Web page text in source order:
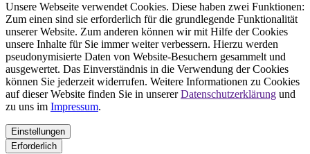
Unsere Webseite verwendet Cookies. Diese haben zwei Funktionen:
Zum einen sind sie erforderlich für die grundlegende Funktionalität
unserer Website. Zum anderen können wir mit Hilfe der Cookies
unsere Inhalte für Sie immer weiter verbessern. Hierzu werden
pseudonymisierte Daten von Website-Besuchern gesammelt und
ausgewertet. Das Einverständnis in die Verwendung der Cookies
können Sie jederzeit widerrufen. Weitere Informationen zu Cookies
auf dieser Website finden Sie in unsererDatenschutzerklärung und
zu uns im Impressum.
Einstellungen
Erforderlich